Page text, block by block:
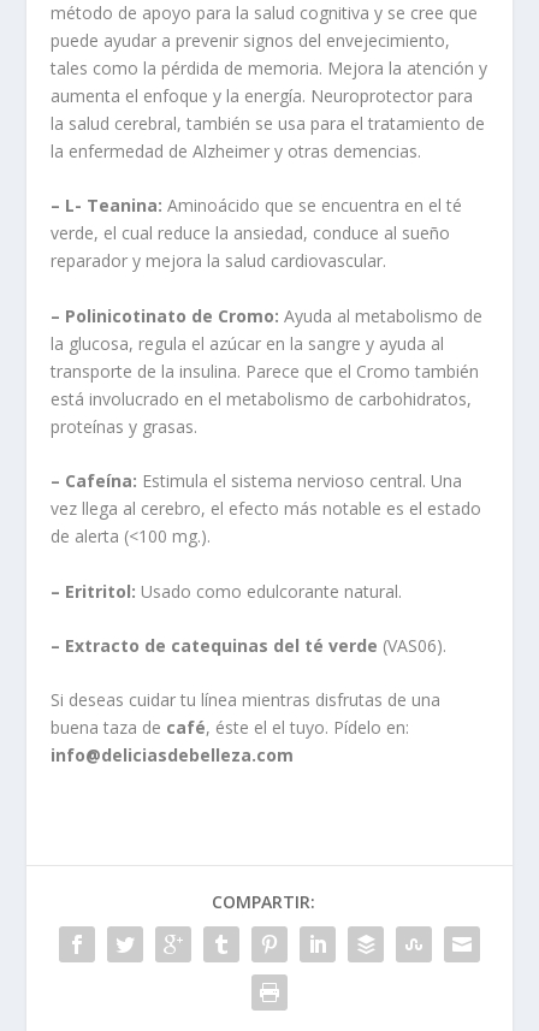
método de apoyo para la salud cognitiva y se cree que
puede ayudar a prevenir signos del envejecimiento,
tales como la pérdida de memoria. Mejora la atención y
aumenta el enfoque y la energía. Neuroprotector para
la salud cerebral, también se usa para el tratamiento de
la enfermedad de Alzheimer y otras demencias.
– L- Teanina: Aminoácido que se encuentra en el té
verde, el cual reduce la ansiedad, conduce al sueño
reparador y mejora la salud cardiovascular.
– Polinicotinato de Cromo: Ayuda al metabolismo de
la glucosa, regula el azúcar en la sangre y ayuda al
transporte de la insulina. Parece que el Cromo también
está involucrado en el metabolismo de carbohidratos,
proteínas y grasas.
– Cafeína: Estimula el sistema nervioso central. Una
vez llega al cerebro, el efecto más notable es el estado
de alerta (<100 mg.).
– Eritritol: Usado como edulcorante natural.
– Extracto de catequinas del té verde (VAS06).
Si deseas cuidar tu línea mientras disfrutas de una
buena taza de café, éste el el tuyo. Pídelo en:
info@deliciasdebelleza.com
COMPARTIR: